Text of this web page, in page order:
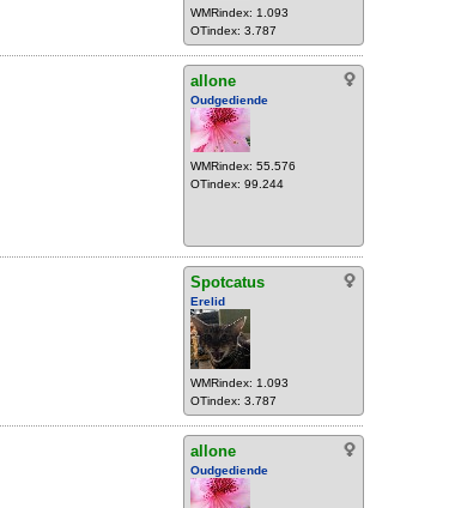
WMRindex: 1.093
OTindex: 3.787
allone
Oudgediende
WMRindex: 55.576
OTindex: 99.244
Spotcatus
Erelid
WMRindex: 1.093
OTindex: 3.787
allone
Oudgediende